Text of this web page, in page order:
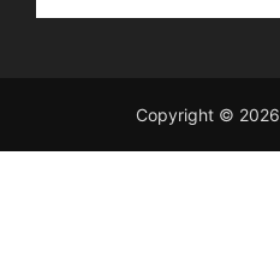
Copyright © 2026